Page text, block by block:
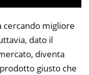
cercando migliore
dato il
diventa
giusto che